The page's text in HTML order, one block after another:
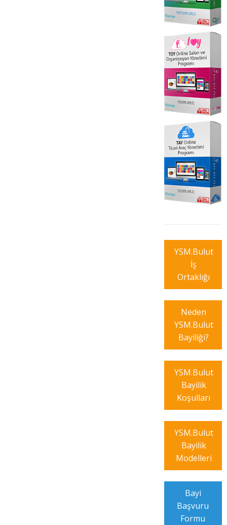
YSM.Bulut
İş
Ortaklığı
Neden
YSM.Bulut
Bayiliği?
YSM.Bulut
Bayilik
Koşulları
YSM.Bulut
Bayilik
Modelleri
Bayi
Başvuru
Formu